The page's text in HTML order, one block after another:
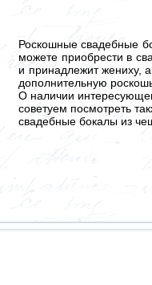
Роскошные свадебные
можете приобрести в
и принадлежит жениху,
дополнительную
О наличии
советуем посмотреть
свадебные бокалы из